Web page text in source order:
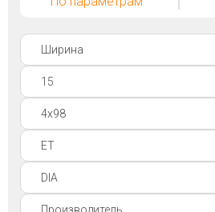
Покупателям
Контакты
Войти на сайт
+7(812)317-
17-